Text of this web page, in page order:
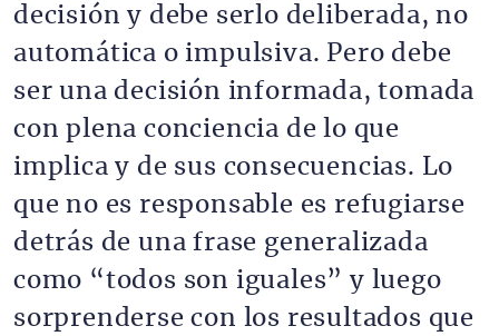
decisión y debe serlo deliberada, no
automática o impulsiva. Pero debe
ser una decisión informada, tomada
con plena conciencia de lo que
implica y de sus consecuencias. Lo
que no es responsable es refugiarse
detrás de una frase generalizada
como “todos son iguales” y luego
sorprenderse con los resultados que